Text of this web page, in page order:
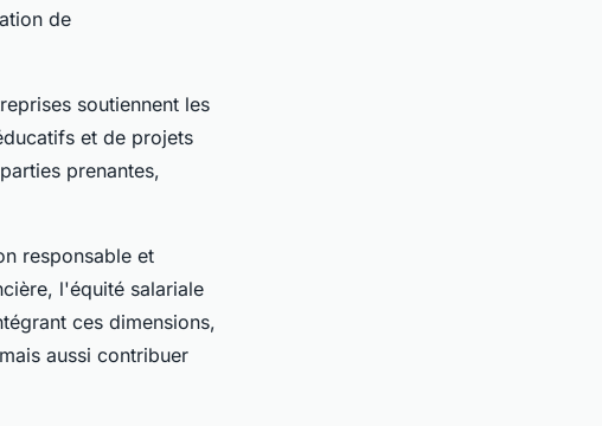
de
soutiennent les
et de projets
prenantes,
responsable et
l'équité salariale
ces dimensions,
aussi contribuer